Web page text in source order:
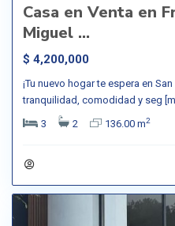
Casa en Venta en
Miguel ...
$ 4,200,000
¡Tu nuevo hogar te espera en
tranquilidad, comodidad y seg
3
2 136.00 m2